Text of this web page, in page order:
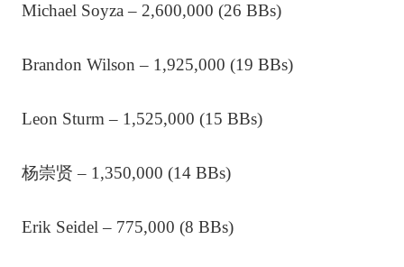
Michael Soyza – 2,600,000 (26 BBs)
Brandon Wilson – 1,925,000 (19 BBs)
Leon Sturm – 1,525,000 (15 BBs)
杨崇贤 – 1,350,000 (14 BBs)
Erik Seidel – 775,000 (8 BBs)